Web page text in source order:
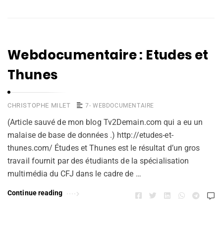
Webdocumentaire : Etudes et
Thunes
CHRISTOPHE MILET 7- WEBDOCUMENTAIRE
(Article sauvé de mon blog Tv2Demain.com qui a eu un
malaise de base de données .) http://etudes-et-
thunes.com/ Études et Thunes est le résultat d’un gros
travail fournit par des étudiants de la spécialisation
multimédia du CFJ dans le cadre de …
Continue reading